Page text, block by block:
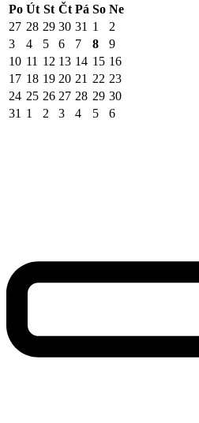
Po Út St Čt Pá So Ne
27 28 29 30 31 1
2
3
4 5 6 7 8
9
10 11 12 13 14 15 16
17 18 19 20 21 22 23
24 25 26 27 28 29 30
31 1 2 3 4 5 6